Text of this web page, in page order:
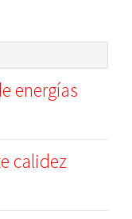
energías
calidez